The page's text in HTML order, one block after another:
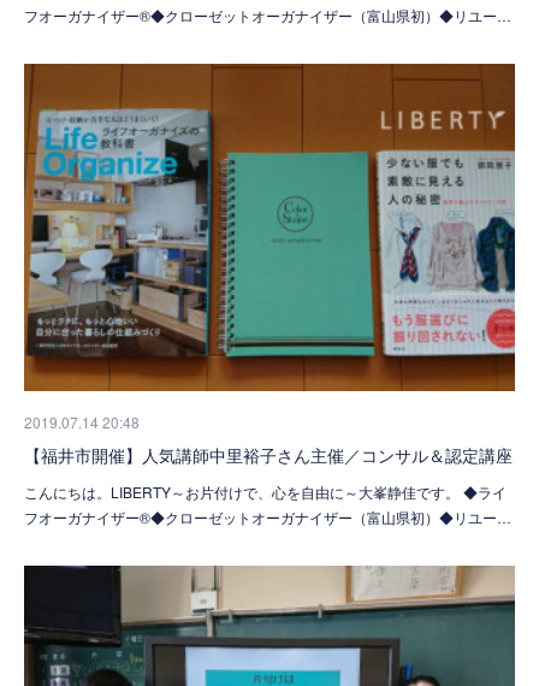
フオーガナイザー®◆クローゼットオーガナイザー（富山県初）◆リユー…
2019.07.14 20:48
【福井市開催】人気講師中里裕子さん主催／コンサル＆認定講座
こんにちは。LIBERTY～お片付けで、心を自由に～大峯静佳です。 ◆ライ
フオーガナイザー®◆クローゼットオーガナイザー（富山県初）◆リユー…